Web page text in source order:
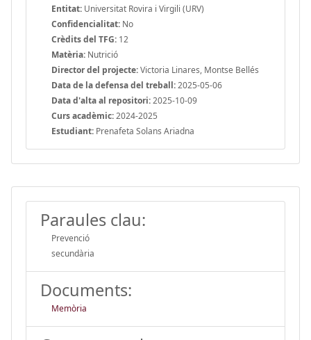
Entitat: Universitat Rovira i Virgili (URV)
Confidencialitat: No
Crèdits del TFG: 12
Matèria: Nutrició
Director del projecte:Victoria Linares, Montse Bellés
Data de la defensa del treball:2025-05-06
Data d'alta al repositori:2025-10-09
Curs acadèmic:2024-2025
Estudiant: Prenafeta Solans Ariadna
Paraules clau:
Prevenció
secundària
Documents:
Memòria